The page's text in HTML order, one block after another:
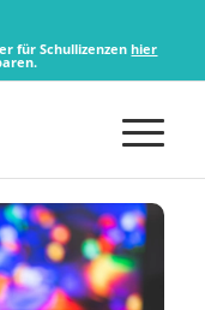
für Schullizenzenhier